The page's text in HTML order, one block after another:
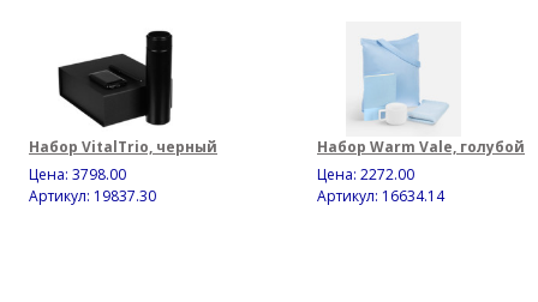
Набор VitalTrio, черный
Цена: 3798.00
Артикул: 19837.30
Набор Warm Vale, голубой
Цена: 2272.00
Артикул: 16634.14